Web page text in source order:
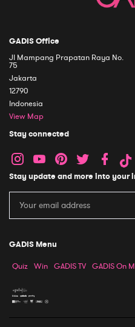
GADIS Office
Jl Mampang Prapatan Raya No.
75
Jakarta
12790
Indonesia
View Map
Stay connected
Stay update and more into your
GADIS Menu
Quiz Win GADIS TV GADIS On